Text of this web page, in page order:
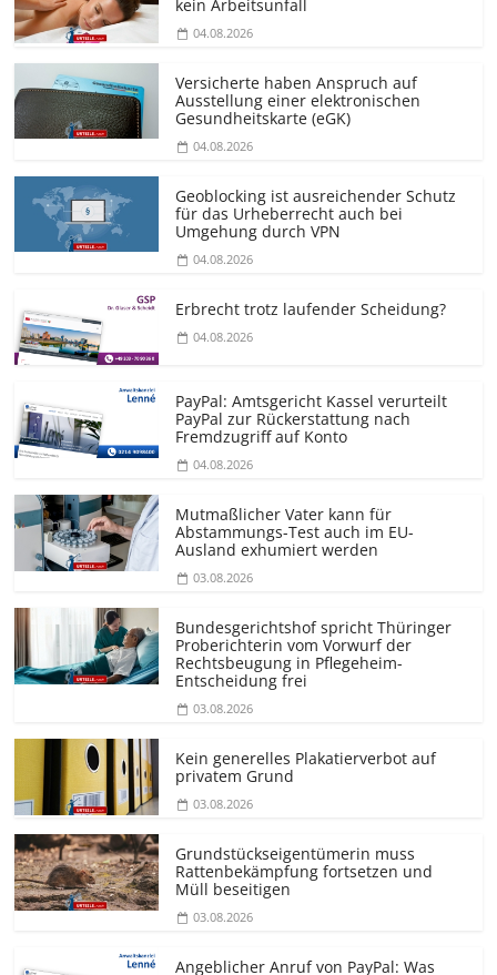
kein Arbeitsunfall
04.08.2026
Versicherte haben Anspruch auf
Ausstellung einer elektronischen
Gesundheitskarte (eGK)
04.08.2026
Geoblocking ist ausreichender Schutz
für das Urheberrecht auch bei
Umgehung durch VPN
04.08.2026
Erbrecht trotz laufender Scheidung?
04.08.2026
PayPal: Amtsgericht Kassel verurteilt
PayPal zur Rückerstattung nach
Fremdzugriff auf Konto
04.08.2026
Mutmaßlicher Vater kann für
Abstammungs-Test auch im EU-
Ausland exhumiert werden
03.08.2026
Bundesgerichtshof spricht Thüringer
Proberichterin vom Vorwurf der
Rechtsbeugung in Pflegeheim-
Entscheidung frei
03.08.2026
Kein generelles Plakatierverbot auf
privatem Grund
03.08.2026
Grundstücks­eigentümerin muss
Rattenbekämpfung fortsetzen und
Müll beseitigen
03.08.2026
Angeblicher Anruf von PayPal: Was